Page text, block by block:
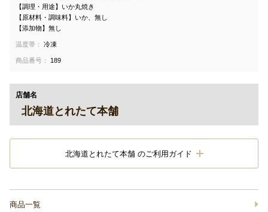
【調理・用途】いか丸焼き
【原材料・調味料】いか、無し
【添加物】無し
温度帯： 冷凍
商品番号： 189
店舗名
北海道とれたて本舗
北海道とれたて本舗 のご利用ガイド
商品一覧